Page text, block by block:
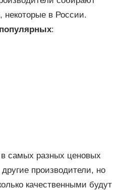
некоторые в России.
:
самых разных ценовых
производители, но
качественными будут